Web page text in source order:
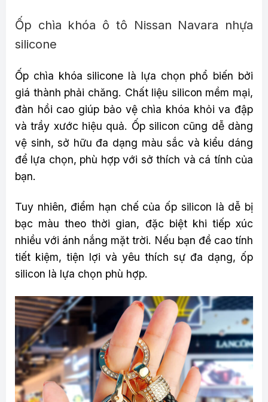
Ốp chìa khóa ô tô Nissan Navara nhựa
silicone
Ốp chìa khóa silicone là lựa chọn phổ biến bởi
giá thành phải chăng. Chất liệu silicon mềm mại,
đàn hồi cao giúp bảo vệ chìa khóa khỏi va đập
và trầy xước hiệu quả. Ốp silicon cũng dễ dàng
vệ sinh, sở hữu đa dạng màu sắc và kiểu dáng
để lựa chọn, phù hợp với sở thích và cá tính của
bạn.
Tuy nhiên, điểm hạn chế của ốp silicon là dễ bị
bạc màu theo thời gian, đặc biệt khi tiếp xúc
nhiều với ánh nắng mặt trời. Nếu bạn đề cao tính
tiết kiệm, tiện lợi và yêu thích sự đa dạng, ốp
silicon là lựa chọn phù hợp.